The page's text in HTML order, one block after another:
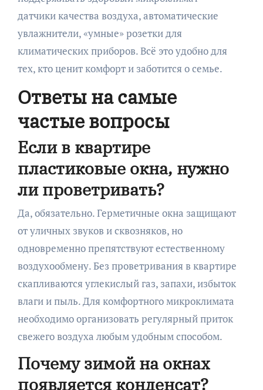
датчики качества воздуха, автоматические
увлажнители, «умные» розетки для
климатических приборов. Всё это удобно для
тех, кто ценит комфорт и заботится о семье.
Ответы на самые
частые вопросы
Если в квартире
пластиковые окна, нужно
ли проветривать?
Да, обязательно. Герметичные окна защищают
от уличных звуков и сквозняков, но
одновременно препятствуют естественному
воздухообмену. Без проветривания в квартире
скапливаются углекислый газ, запахи, избыток
влаги и пыль. Для комфортного микроклимата
необходимо организовать регулярный приток
свежего воздуха любым удобным способом.
Почему зимой на окнах
появляется конденсат?